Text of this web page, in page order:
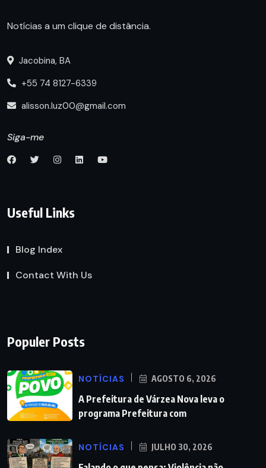
Notícias a um clique de distância.
Jacobina, BA
+55 74 8127-6339
alisson.luz00@gmail.com
Siga-me
Useful Links
Blog Index
Contact With Us
Populer Posts
NOTÍCIAS AGOSTO 6, 2026
A Prefeitura de Várzea Nova leva o
programa Prefeitura com
NOTÍCIAS JULHO 30, 2026